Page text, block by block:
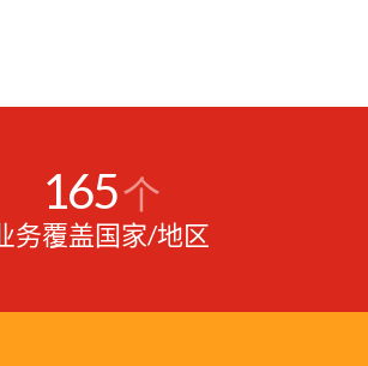
165个
务覆盖国家/地区